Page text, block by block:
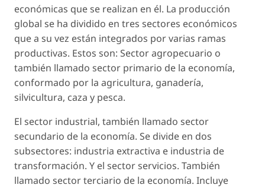
económicas que se realizan en él. La producción
global se ha dividido en tres sectores económicos
que a su vez están integrados por varias ramas
productivas. Estos son: Sector agropecuario o
también llamado sector primario de la economía,
conformado por la agricultura, ganadería,
silvicultura, caza y pesca.
El sector industrial, también llamado sector
secundario de la economía. Se divide en dos
subsectores: industria extractiva e industria de
transformación. Y el sector servicios. También
llamado sector terciario de la economía. Incluye